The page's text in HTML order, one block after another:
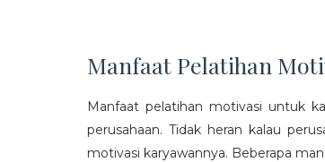
Manfaat Pelatihan
Manfaat pelatihan motivasi untuk
perusahaan. Tidak heran kalau
motivasi karyawannya. Beberapa